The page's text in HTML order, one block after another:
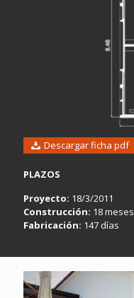
Descargar ficha pdf
PLAZOS
Proyecto: 18/3/2011
Construcción: 18 meses
Fabricación: 147 días